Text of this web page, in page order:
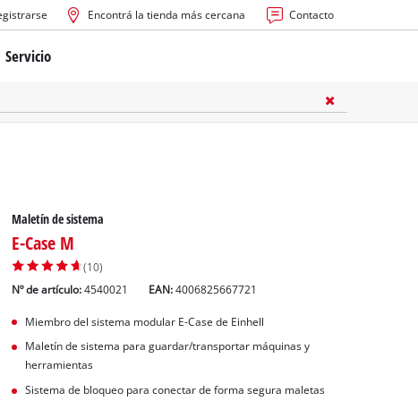
Encontrá la tienda más cercana Contacto
Servicio
Maletín de sistema
E-Case M
(10)
Nº de artículo: 4540021 EAN:4006825667721
Miembro del sistema modular E-Case de Einhell
Maletín de sistema para guardar/transportar máquinas y
herramientas
Sistema de bloqueo para conectar de forma segura maletas